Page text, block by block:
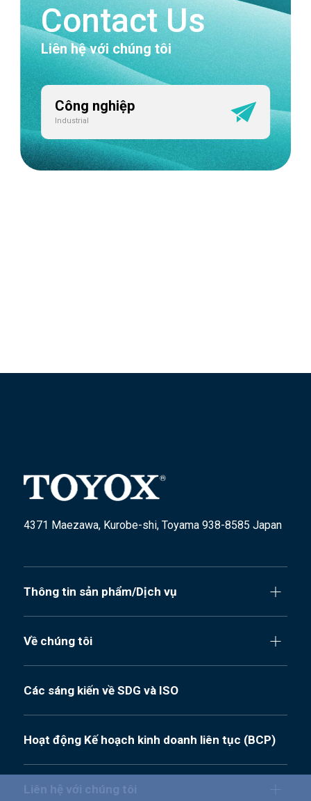
Contact Us
Liên hệ với chúng tôi
Công nghiệp
Industrial
4371 Maezawa, Kurobe-shi, Toyama 938-8585 Japan
Thông tin sản phẩm/Dịch vụ
Về chúng tôi
Các sáng kiến về SDG và ISO
Hoạt động Kế hoạch kinh doanh liên tục (BCP)
Liên hệ với chúng tôi